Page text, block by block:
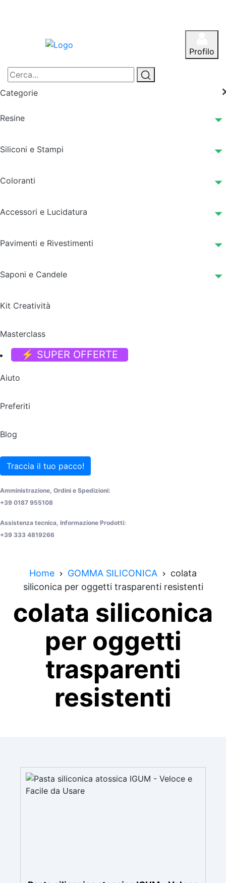
Profilo
Categorie
Resine
Siliconi e Stampi
Coloranti
Accessori e Lucidatura
Pavimenti e Rivestimenti
Saponi e Candele
Kit Creatività
Masterclass
⚡ SUPER OFFERTE
Aiuto
Preferiti
Blog
Traccia il tuo pacco!
Amministrazione, Ordini e Spedizioni:
+39 0187 955108
Assistenza tecnica, Informazione Prodotti:
+39 333 4819266
Home GOMMA SILICONICA
colata
siliconica per oggetti trasparenti resistenti
colata siliconica
per oggetti
trasparenti
resistenti